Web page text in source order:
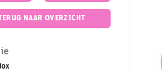
NAAR OVERZICHT